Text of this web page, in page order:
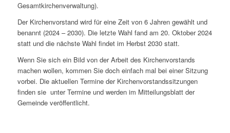
Gesamtkirchenverwaltung).
Der Kirchenvorstand wird für eine Zeit von 6 Jahren gewählt und
benannt (2024 – 2030). Die letzte Wahl fand am 20. Oktober 2024
statt und die nächste Wahl findet im Herbst 2030 statt.
Wenn Sie sich ein Bild von der Arbeit des Kirchenvorstands
machen wollen, kommen Sie doch einfach mal bei einer Sitzung
vorbei. Die aktuellen Termine der Kirchenvorstandssitzungen
finden sie unter Termine und werden im Mitteilungsblatt der
Gemeinde veröffentlicht.